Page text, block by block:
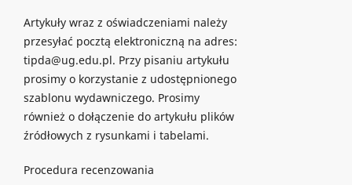
Artykuły wraz z oświadczeniami należy
przesyłać pocztą elektroniczną na adres:
tipda@ug.edu.pl. Przy pisaniu artykułu
prosimy o korzystanie z udostępnionego
szablonu wydawniczego. Prosimy
również o dołączenie do artykułu plików
źródłowych z rysunkami i tabelami.
Procedura recenzowania